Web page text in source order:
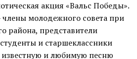
акция «Вальс Победы».
молодежного совета при
района, представители
и старшеклассники
известную и любимую песню